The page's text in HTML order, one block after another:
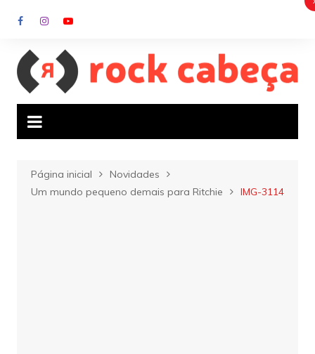
para
conteúdo
Página inicial
Novidades
Um mundo pequeno demais para Ritchie
IMG-3114